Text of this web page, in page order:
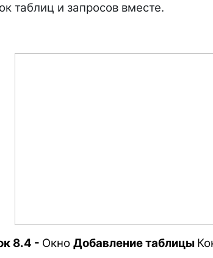
таблиц и запросов вместе.
8.4 - Окно Добавление таблицы